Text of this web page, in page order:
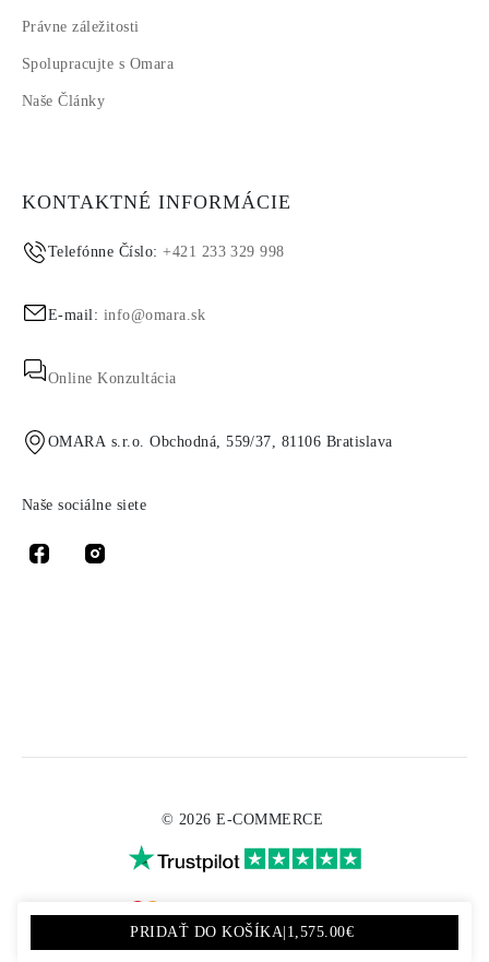
PRIDAŤ DO KOŠÍKA 1,575.00€
Právne záležitosti
Spolupracujte s Omara
Naše Články
KONTAKTNÉ INFORMÁCIE
Telefónne Číslo:+421 233 329 998
E-mail: info@omara.sk
Online Konzultácia
OMARA s.r.o. Obchodná, 559/37, 81106 Bratislava
Naše sociálne siete
© 2026 E-COMMERCE